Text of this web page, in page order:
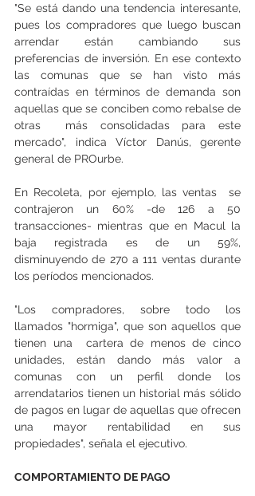
"Se está dando una tendencia interesante,
pues los compradores que luego buscan
arrendar están cambiando sus
preferencias de inversión. En ese contexto
las comunas que se han visto más
contraídas en términos de demanda son
aquellas que se conciben como rebalse de
otras  más consolidadas para este
mercado", indica Víctor Danús, gerente
general de PROurbe.
En Recoleta, por ejemplo, las ventas  se
contrajeron un 60% -de 126 a 50
transacciones- mientras que en Macul la
baja registrada es de un 59%,
disminuyendo de 270 a 111 ventas durante
los períodos mencionados.
"Los compradores, sobre todo los
llamados "hormiga", que son aquellos que
tienen una  cartera de menos de cinco
unidades, están dando más valor a
comunas con un perfil donde los
arrendatarios tienen un historial más sólido
de pagos en lugar de aquellas que ofrecen
una mayor rentabilidad en sus
propiedades", señala el ejecutivo.
COMPORTAMIENTO DE PAGO